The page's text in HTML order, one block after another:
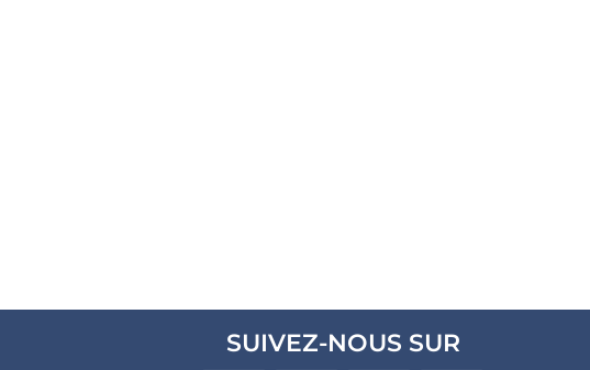
SUIVEZ-NOUS SUR